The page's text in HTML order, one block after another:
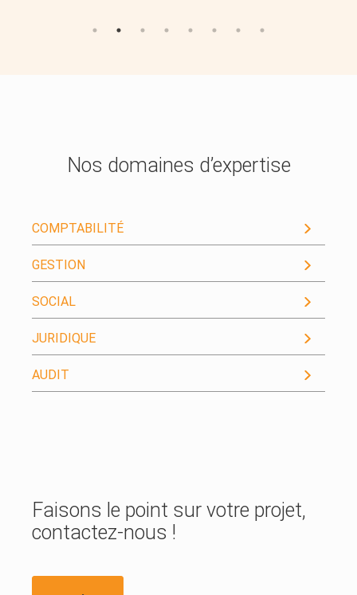
Nos domaines d’expertise
COMPTABILITÉ
GESTION
SOCIAL
JURIDIQUE
AUDIT
Faisons le point sur votre projet,
contactez-nous !